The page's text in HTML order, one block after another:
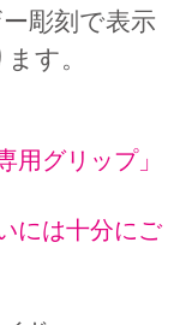
彫刻で表示
す。
グリップ」
には十分にご